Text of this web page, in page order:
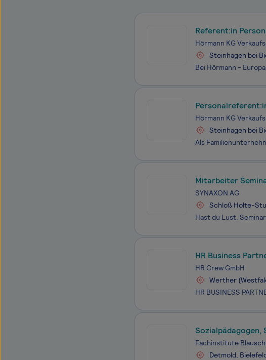
Referent:in
Hörmann KG
Steinhagen bei
Hörmann KG
Steinhagen bei
Mitarbeiter
SYNAXON AG
Schloß Holte-
HR Business
HR Crew GmbH
Werther
Sozialpädagogen,
Fachinstitute
Detmold,